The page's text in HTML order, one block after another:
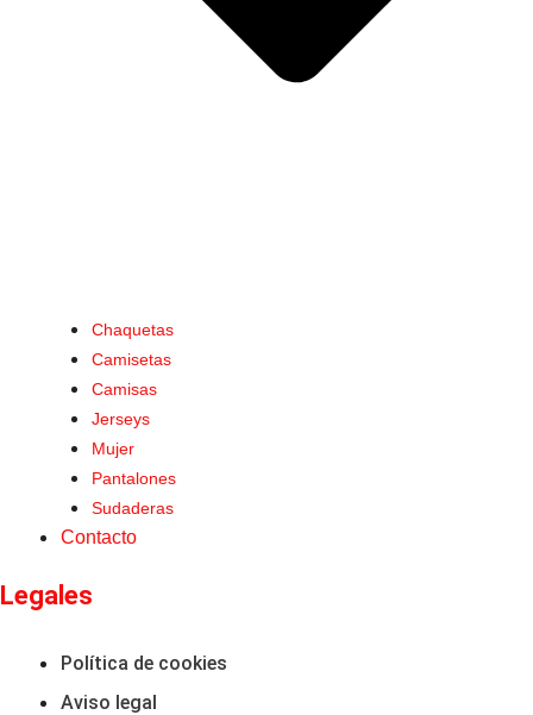
Chaquetas
Camisetas
Camisas
Jerseys
Mujer
Pantalones
Sudaderas
Contacto
Legales
Política de cookies
Aviso legal